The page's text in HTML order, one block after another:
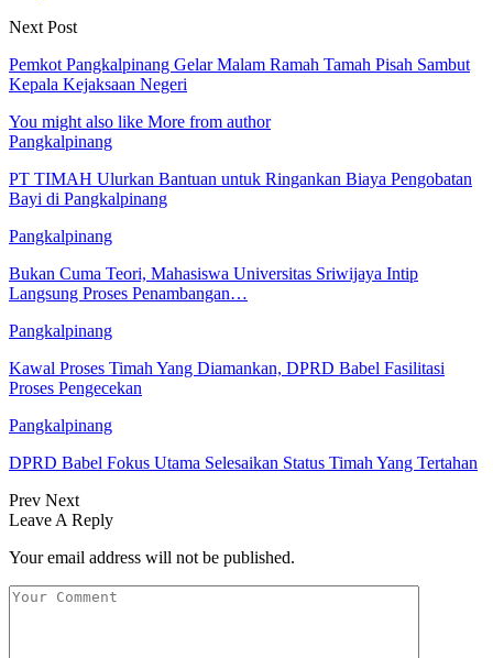
Next Post
Pemkot Pangkalpinang Gelar Malam Ramah Tamah Pisah Sambut
Kepala Kejaksaan Negeri
You might also like More from author
Pangkalpinang
PT TIMAH Ulurkan Bantuan untuk Ringankan Biaya Pengobatan
Bayi di Pangkalpinang
Pangkalpinang
Bukan Cuma Teori, Mahasiswa Universitas Sriwijaya Intip
Langsung Proses Penambangan…
Pangkalpinang
Kawal Proses Timah Yang Diamankan, DPRD Babel Fasilitasi
Proses Pengecekan
Pangkalpinang
DPRD Babel Fokus Utama Selesaikan Status Timah Yang Tertahan
Prev Next
Leave A Reply
Your email address will not be published.